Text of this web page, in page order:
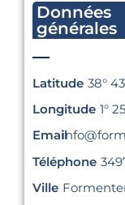
Données
générales
Latitude 38°
Longitude
Email
Téléphone
Ville